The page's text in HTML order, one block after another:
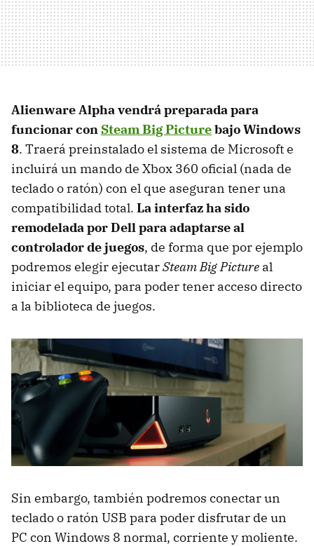
Alienware Alpha vendrá preparada para
funcionar con Steam Big Picturebajo Windows
8. Traerá preinstalado el sistema de Microsoft e
incluirá un mando de Xbox 360 oficial (nada de
teclado o ratón) con el que aseguran tener una
compatibilidad total. La interfaz ha sido
remodelada por Dell para adaptarse al
controlador de juegos, de forma que por ejemplo
podremos elegir ejecutarSteam Big Picture al
iniciar el equipo, para poder tener acceso directo
a la biblioteca de juegos.
Sin embargo, también podremos conectar un
teclado o ratón USB para poder disfrutar de un
PC con Windows 8 normal, corriente y moliente.